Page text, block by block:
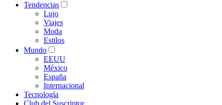
Tendencias
Lujo
Viajes
Moda
Estilos
Mundo
EEUU
México
España
Internacional
Tecnología
Club del Suscriptor